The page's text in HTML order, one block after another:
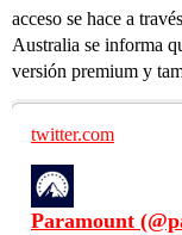
acceso se hace a
Australia se informa
versión premium y
twitter.com
Paramount